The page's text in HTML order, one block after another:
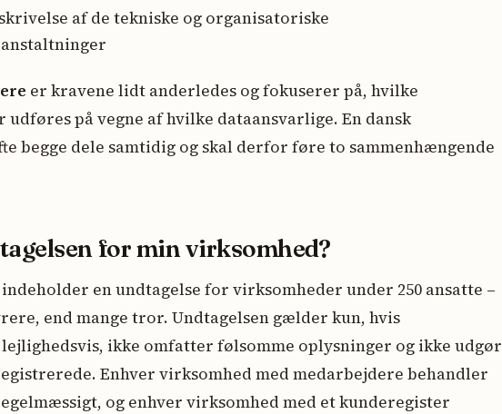
af de tekniske og organisatoriske
er kravene lidt anderledes og fokuserer på, hvilke
på vegne af hvilke dataansvarlige. En dansk
begge dele samtidig og skal derfor føre to sammenhængende
for min virksomhed?
en undtagelse for virksomheder under 250 ansatte –
end mange tror. Undtagelsen gælder kun, hvis
ikke omfatter følsomme oplysninger og ikke udgør
Enhver virksomhed med medarbejdere behandler
og enhver virksomhed med et kunderegister